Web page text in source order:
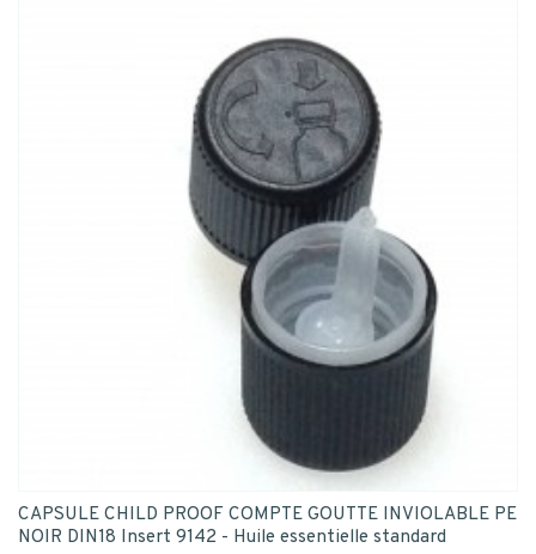
CAPSULE CHILD PROOF COMPTE GOUTTE INVIOLABLE PE
NOIR DIN18 Insert 9142 - Huile essentielle standard